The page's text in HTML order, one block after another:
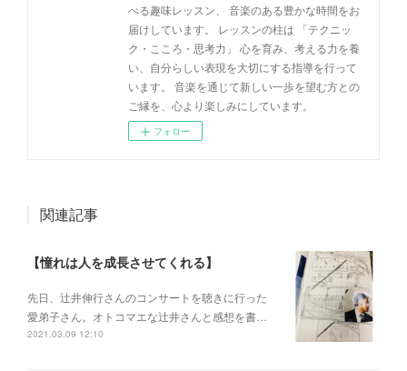
べる趣味レッスン、 音楽のある豊かな時間をお
届けしています。 レッスンの柱は 「テクニッ
ク・こころ・思考力」 心を育み、考える力を養
い、自分らしい表現を大切にする指導を行って
います。 音楽を通じて新しい一歩を望む方との
ご縁を、心より楽しみにしています。
フォロー
関連記事
【憧れは人を成長させてくれる】
先日、辻井伸行さんのコンサートを 聴きに行った
愛弟子さん。 オトコマエな辻井さんと 感想を書…
2021.03.09 12:10